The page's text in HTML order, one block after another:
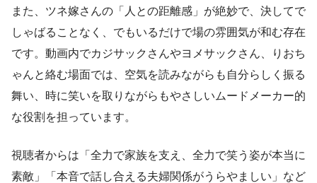
また、ツネ嫁さんの「人との距離感」が絶妙で、決してで
しゃばることなく、でもいるだけで場の雰囲気が和む存在
です。動画内でカジサックさんやヨメサックさん、りおち
ゃんと絡む場面では、空気を読みながらも自分らしく振る
舞い、時に笑いを取りながらもやさしいムードメーカー的
な役割を担っています。
視聴者からは「全力で家族を支え、全力で笑う姿が本当に
素敵」「本音で話し合える夫婦関係がうらやましい」など